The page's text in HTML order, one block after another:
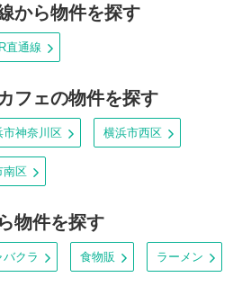
から物件を探す
直通線
フェの物件を探す
市神奈川区 横浜市西区
南区
物件を探す
バクラ 食物販 ラーメン